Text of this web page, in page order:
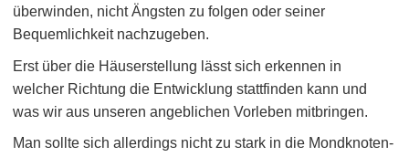
überwinden, nicht Ängsten zu folgen oder seiner
Bequemlichkeit nachzugeben.
Erst über die Häuserstellung lässt sich erkennen in
welcher Richtung die Entwicklung stattfinden kann und
was wir aus unseren angeblichen Vorleben mitbringen.
Man sollte sich allerdings nicht zu stark in die Mondknoten-